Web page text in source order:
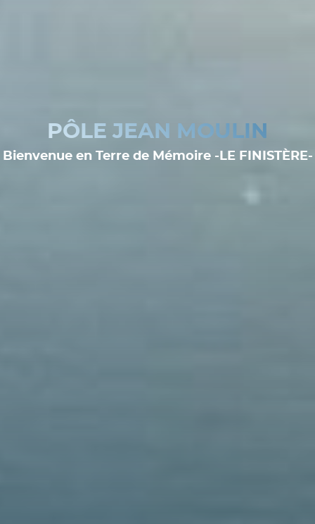
PÔLE JEAN MOULIN
Bienvenue en Terre de Mémoire -LE FINISTÈRE-